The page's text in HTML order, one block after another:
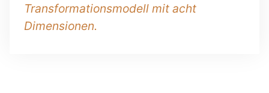
Transformationsmodell mit acht
Dimensionen.